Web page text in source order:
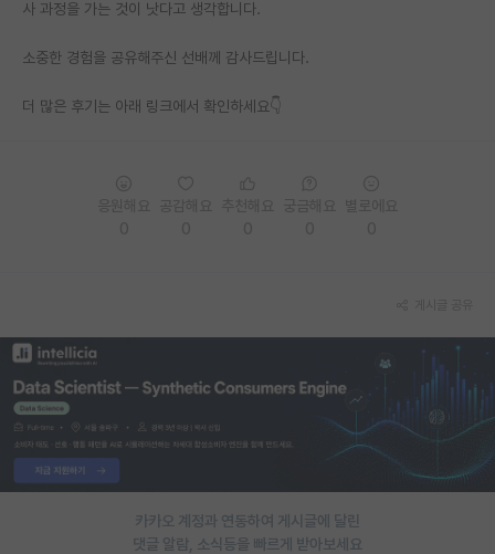
사 과정을 가는 것이 낫다고 생각합니다.
소중한 경험을 공유해주신 선배께 감사드립니다.
더 많은 후기는 아래 링크에서 확인하세요👇
카카오 계정과 연동하여 게시글에 달린
댓글 알람, 소식등을 빠르게 받아보세요